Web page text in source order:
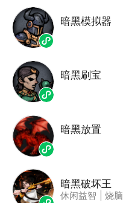
暗黑模拟器
暗黑刷宝
暗黑放置
暗黑破坏王
休闲益智 烧脑